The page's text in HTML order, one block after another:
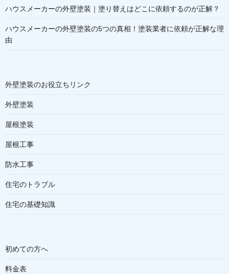
ハウスメーカーの外壁塗装｜塗り替えはどこに依頼するのが正解？
ハウスメーカーの外壁塗装の5つの真相！塗装業者に依頼が正解な理
由
外壁塗装のお役立ちリンク
外壁塗装
屋根塗装
屋根工事
防水工事
住宅のトラブル
住宅の基礎知識
初めての方へ
料金表